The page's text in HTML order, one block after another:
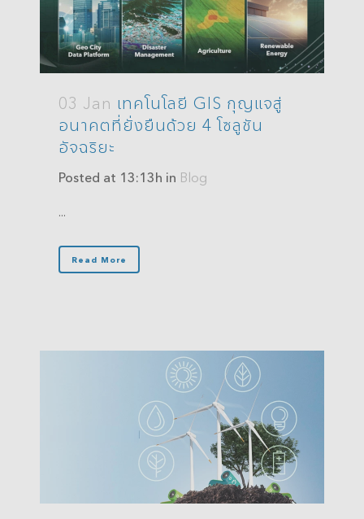
03 Jan เทคโนโลยี GIS กุญแจสู่
อนาคตที่ยั่งยืนด้วย 4 โซลูชัน
อัจฉริยะ
Posted at 13:13h in Blog
...
Read More